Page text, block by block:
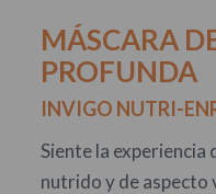
MÁSCARA
PROFUNDA
INVIGO NUTRI-
Siente la experiencia
nutrido y de aspecto